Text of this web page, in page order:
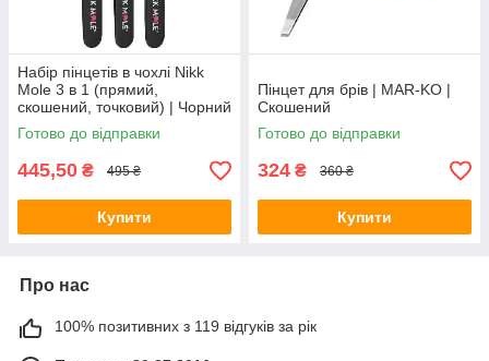
Набір пінцетів в чохлі Nikk
Mole 3 в 1 (прямий,
скошений, точковий) | Чорний
Готово до відправки
445,50 ₴ 495 ₴
Купити
Пінцет для брів | MAR-KO |
Скошений
Готово до відправки
324 ₴ 360 ₴
Купити
Про нас
100% позитивних з 119 відгуків за рік